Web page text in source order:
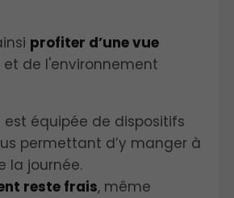
profiter d’une vue
et de l'environnement
est équipée de dispositifs
permettant d’y manger à
la journée.
reste frais, même